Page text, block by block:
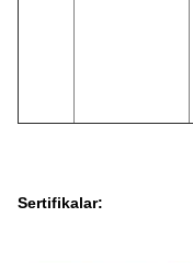
Sertifikalar: